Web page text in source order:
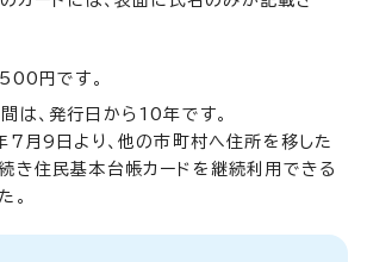
円です。
は、発行日から10年です。
7月9日より、他の市町村へ住所を移した
き住民基本台帳カードを継続利用できる
。